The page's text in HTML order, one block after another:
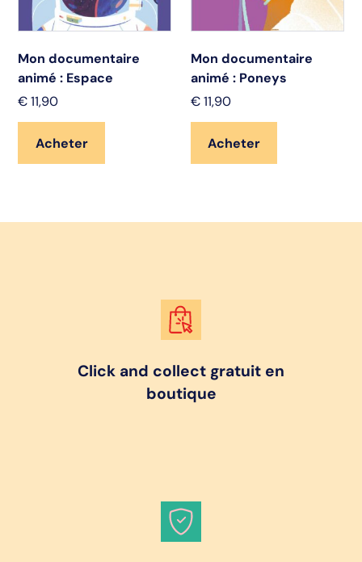
Mon documentaire
animé : Espace
€ 11,90
Acheter
Mon documentaire
animé : Poneys
€ 11,90
Acheter
Click and collect gratuit en
boutique